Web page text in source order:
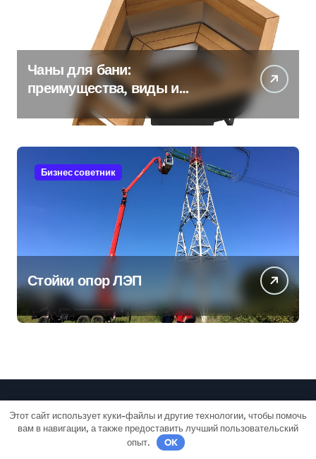
Чаны для бани:
преимущества, виды и
особенности использования
Бизнес советник
Стойки опор ЛЭП
Дачный лайф
Этот сайт использует куки-файлы и другие технологии, чтобы помочь
вам в навигации, а также предоставить лучший пользовательский
опыт.
OK